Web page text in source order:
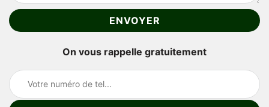
On vous rappelle gratuitement